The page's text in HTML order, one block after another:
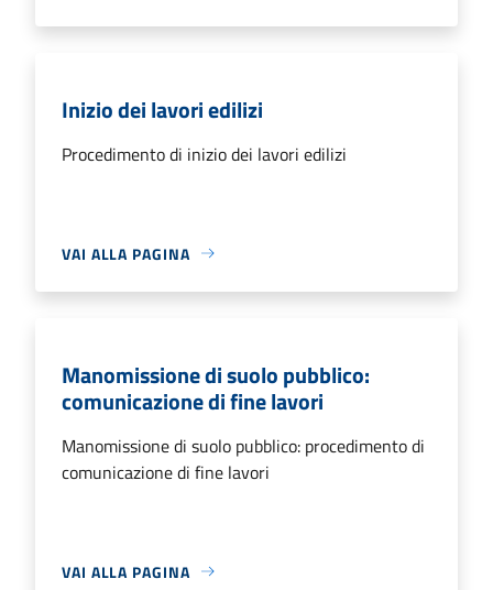
Inizio dei lavori edilizi
Procedimento di inizio dei lavori edilizi
VAI ALLA PAGINA
Manomissione di suolo pubblico:
comunicazione di fine lavori
Manomissione di suolo pubblico: procedimento di
comunicazione di fine lavori
VAI ALLA PAGINA